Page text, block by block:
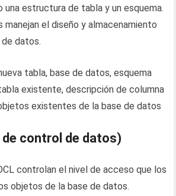
una estructura de tabla y un esquema.
manejan el diseño y almacenamiento
datos.
tabla, base de datos, esquema
existente, descripción de columna
existentes de la base de datos
de control de datos)
controlan el nivel de acceso que los
objetos de la base de datos.